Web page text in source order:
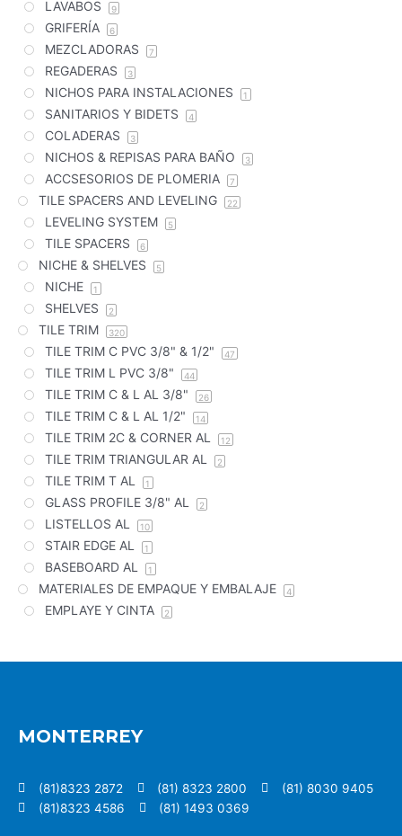
LAVABOS 9
GRIFERÍA 6
MEZCLADORAS 7
REGADERAS 3
NICHOS PARA INSTALACIONES 1
SANITARIOS Y BIDETS 4
COLADERAS 3
NICHOS & REPISAS PARA BAÑO 3
ACCSESORIOS DE PLOMERIA 7
TILE SPACERS AND LEVELING 22
LEVELING SYSTEM 5
TILE SPACERS 6
NICHE & SHELVES 5
NICHE 1
SHELVES 2
TILE TRIM 320
TILE TRIM C PVC 3/8" & 1/2" 47
TILE TRIM L PVC 3/8" 44
TILE TRIM C & L AL 3/8" 26
TILE TRIM C & L AL 1/2" 14
TILE TRIM 2C & CORNER AL 12
TILE TRIM TRIANGULAR AL 2
TILE TRIM T AL 1
GLASS PROFILE 3/8" AL 2
LISTELLOS AL 10
STAIR EDGE AL 1
BASEBOARD AL 1
MATERIALES DE EMPAQUE Y EMBALAJE 4
EMPLAYE Y CINTA 2
MONTERREY
(81)8323 2872 (81) 8323 2800
(81) 8030 9405
(81)8323 4586
(81) 1493 0369